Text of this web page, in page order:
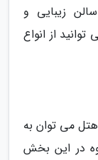
زیبایی و
از انواع
هتل می توان به
در این بخش